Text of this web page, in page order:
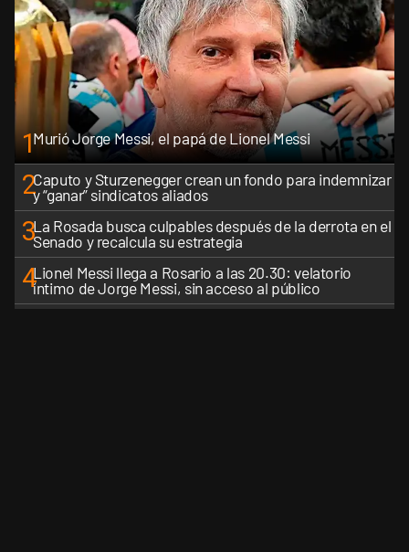
1Murió Jorge Messi, el papá de Lionel Messi
2Caputo y Sturzenegger crean un fondo para indemnizar
y “ganar” sindicatos aliados
3La Rosada busca culpables después de la derrota en el
Senado y recalcula su estrategia
4Lionel Messi llega a Rosario a las 20.30: velatorio
íntimo de Jorge Messi, sin acceso al público